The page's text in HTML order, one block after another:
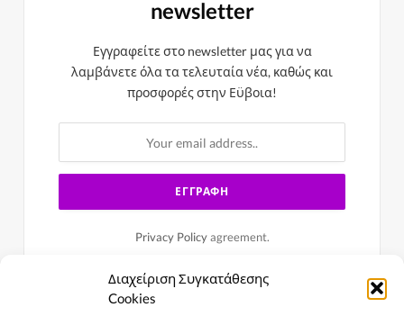
Διαχείριση Συγκατάθεσης
Cookies
newsletter
Εγγραφείτε στο newsletter μας για να
λαμβάνετε όλα τα τελευταία νέα, καθώς και
προσφορές στην Εϋβοια!
Privacy Policyagreement.